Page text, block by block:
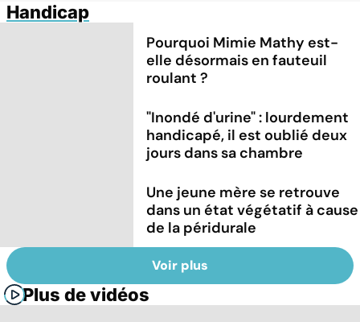
Handicap
Pourquoi Mimie Mathy est-
elle désormais en fauteuil
roulant ?
"Inondé d'urine" : lourdement
handicapé, il est oublié deux
jours dans sa chambre
Une jeune mère se retrouve
dans un état végétatif à cause
de la péridurale
Voir plus
Plus de vidéos